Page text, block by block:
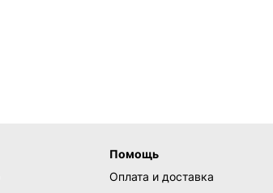
Помощь
Оплата и доставка